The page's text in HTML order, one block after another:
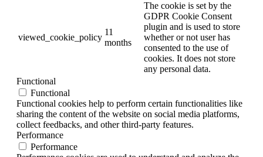
viewed_cookie_policy
11
months
The cookie is set by the
GDPR Cookie Consent
plugin and is used to store
whether or not user has
consented to the use of
cookies. It does not store
any personal data.
Functional
Functional
Functional cookies help to perform certain functionalities like
sharing the content of the website on social media platforms,
collect feedbacks, and other third-party features.
Performance
Performance